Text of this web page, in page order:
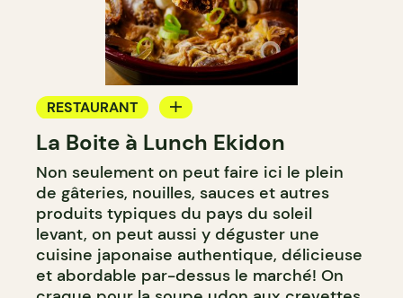
RESTAURANT
ÉPICERIE / DEP
La Boite à Lunch Ekidon
Non seulement on peut faire ici le plein
de gâteries, nouilles, sauces et autres
produits typiques du pays du soleil
levant, on peut aussi y déguster une
cuisine japonaise authentique, délicieuse
et abordable par-dessus le marché! On